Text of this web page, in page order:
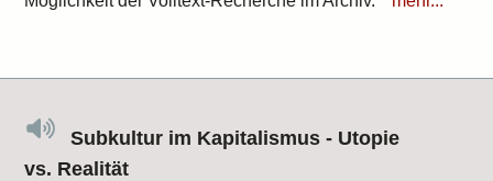
Subkultur im Kapitalismus - Utopie
vs. Realität